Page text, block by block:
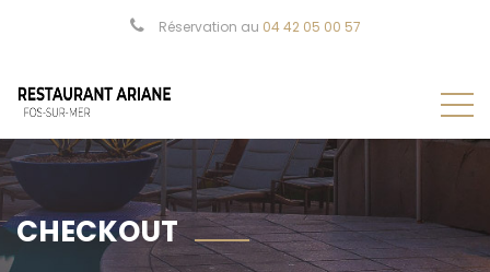
Réservation au 04 42 05 00 57
CHECKOUT